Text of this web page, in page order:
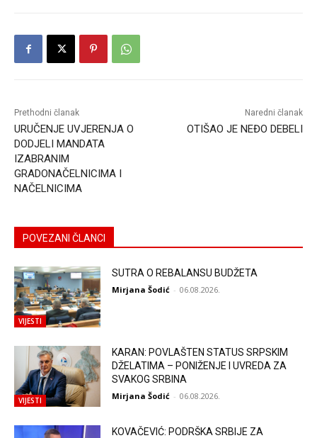
Prethodni članak
URUČENJE UVJERENJA O
DODJELI MANDATA
IZABRANIM
GRADONAČELNICIMA I
NAČELNICIMA
Naredni članak
OTIŠAO JE NEĐO DEBELI
POVEZANI ČLANCI
VIJESTI
SUTRA O REBALANSU BUDŽETA
Mirjana Šodić - 06.08.2026.
VIJESTI
KARAN: POVLAŠTEN STATUS SRPSKIM
DŽELATIMA – PONIŽENJE I UVREDA ZA
SVAKOG SRBINA
Mirjana Šodić - 06.08.2026.
KOVAČEVIĆ: PODRŠKA SRBIJE ZA